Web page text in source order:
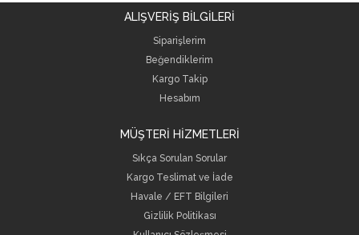
ALIŞVERİŞ BİLGİLERİ
Siparişlerim
Beğendiklerim
Kargo Takip
Hesabım
MÜŞTERİ HİZMETLERİ
Sıkça Sorulan Sorular
Kargo Teslimat ve İade
Havale / EFT Bilgileri
Gizlilik Politikası